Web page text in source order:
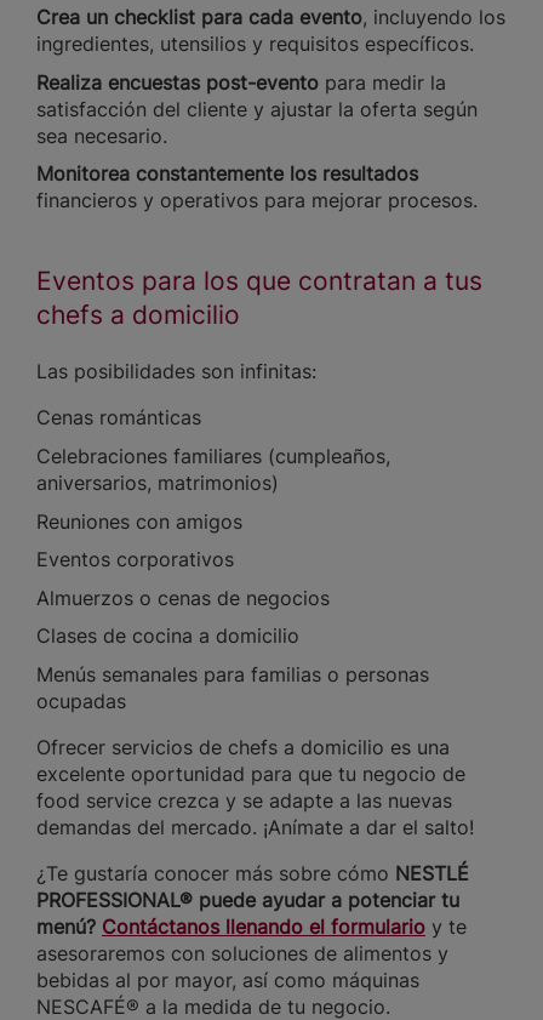
Crea un checklist para cada evento, incluyendo los
ingredientes, utensilios y requisitos específicos.
Realiza encuestas post-evento para medir la
satisfacción del cliente y ajustar la oferta según
sea necesario.
Monitorea constantemente los resultados
financieros y operativos para mejorar procesos.
Eventos para los que contratan a tus
chefs a domicilio
Las posibilidades son infinitas:
Cenas románticas
Celebraciones familiares (cumpleaños,
aniversarios, matrimonios)
Reuniones con amigos
Eventos corporativos
Almuerzos o cenas de negocios
Clases de cocina a domicilio
Menús semanales para familias o personas
ocupadas
Ofrecer servicios de chefs a domicilio es una
excelente oportunidad para que tu negocio de
food service crezca y se adapte a las nuevas
demandas del mercado. ¡Anímate a dar el salto!
¿Te gustaría conocer más sobre cómo NESTLÉ
PROFESSIONAL® puede ayudar a potenciar tu
menú? Contáctanos llenando el formulario y te
asesoraremos con soluciones de alimentos y
bebidas al por mayor, así como máquinas
NESCAFÉ® a la medida de tu negocio.